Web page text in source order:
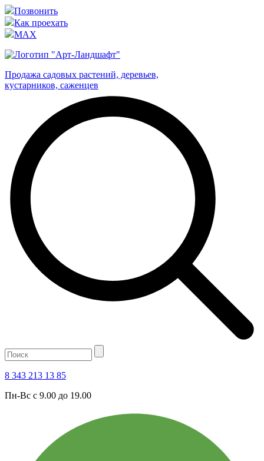
Позвонить
Как проехать
MAX
Продажа садовых растений, деревьев,
кустарников, саженцев
8 343 213 13 85
Пн-Вс с 9.00 до 19.00